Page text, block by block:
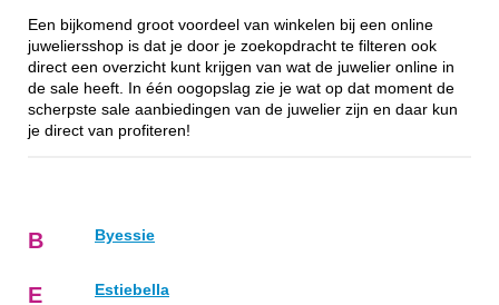
Een bijkomend groot voordeel van winkelen bij een online
juweliersshop is dat je door je zoekopdracht te filteren ook
direct een overzicht kunt krijgen van wat de juwelier online in
de sale heeft. In één oogopslag zie je wat op dat moment de
scherpste sale aanbiedingen van de juwelier zijn en daar kun
je direct van profiteren!
B Byessie
E Estiebella